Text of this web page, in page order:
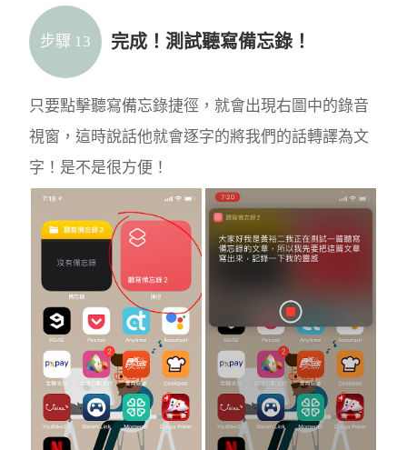
步驟 13 完成！測試聽寫備忘錄！
只要點擊聽寫備忘錄捷徑，就會出現右圖中的錄音
視窗，這時說話他就會逐字的將我們的話轉譯為文
字！是不是很方便！